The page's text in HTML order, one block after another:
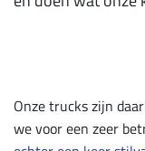
Onze trucks zijn
we voor een zeer